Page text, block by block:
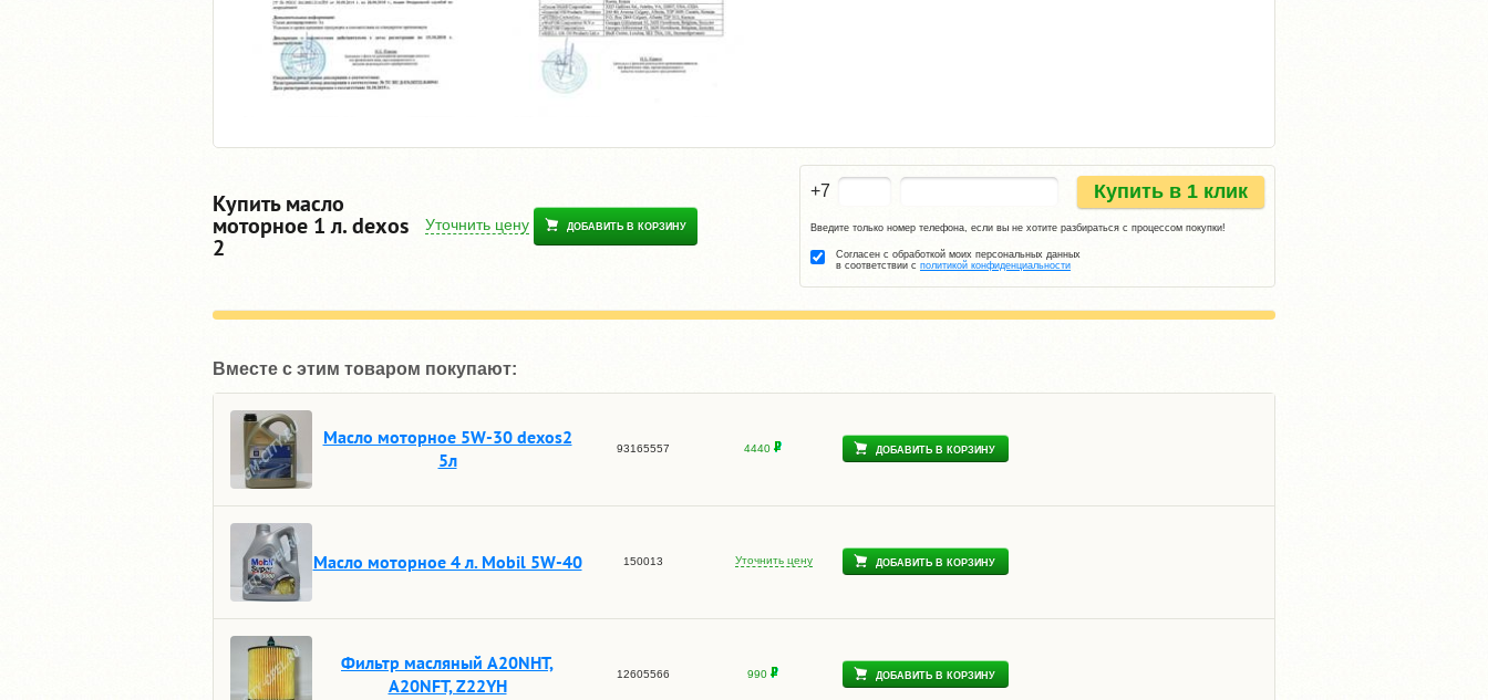
Купить масло
моторное 1 л. dexos
2
Уточнить цену ДОБАВИТЬ В КОРЗИНУ
+7 Купить в 1 клик
Введите только номер телефона, если вы не хотите разбираться с процессом покупки!
Согласен с обработкой моих персональных данных
в соответствии с политикой конфиденциальности
Вместе с этим товаром покупают:
Масло моторное 5W-30 dexos2
5л
93165557 4440 ДОБАВИТЬ В КОРЗИНУ
Масло моторное 4 л. Mobil 5W-40 150013 Уточнить цену ДОБАВИТЬ В КОРЗИНУ
Фильтр масляный A20NHT,
A20NFT, Z22YH
12605566 990 ДОБАВИТЬ В КОРЗИНУ